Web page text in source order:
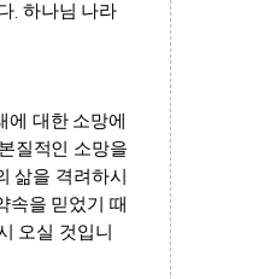
.하나님 나라
에 대한 소망에
질적인 소망을
삶을 격려하시
속을 믿었기 때
오실 것입니